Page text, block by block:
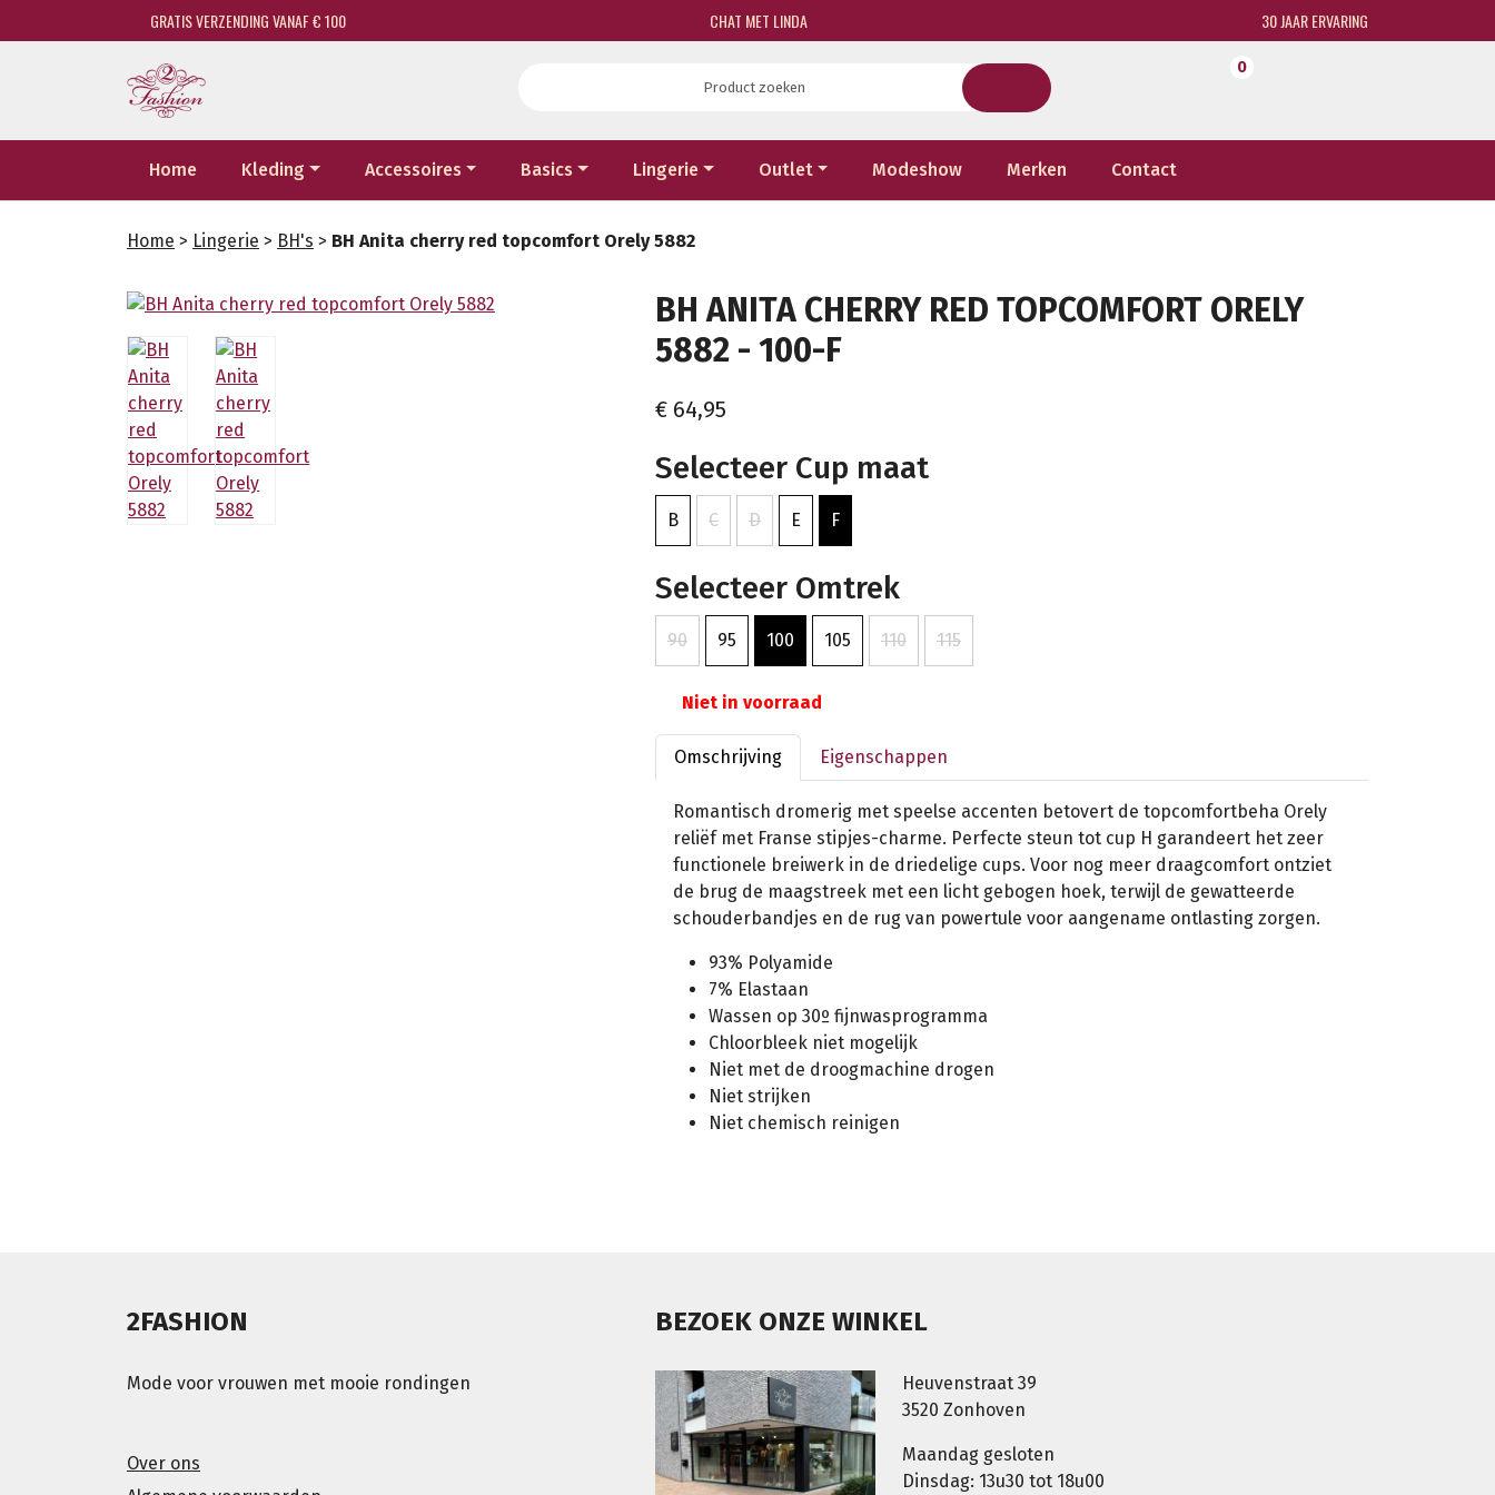
GRATIS VERZENDING VANAF € 100 CHAT MET LINDA 30 JAAR ERVARING
0
Home Kleding Accessoires Basics Lingerie Outlet Modeshow Merken Contact
Home > Lingerie > BH's > BH Anita cherry red topcomfort Orely 5882
BH ANITA CHERRY RED TOPCOMFORT ORELY
5882 - 100-F
€ 64,95
Selecteer Cup maat
B C D E F
Selecteer Omtrek
90 95 100 105 110 115
Niet in voorraad
Omschrijving Eigenschappen
Romantisch dromerig met speelse accenten betovert de topcomfortbeha Orely
reliëf met Franse stipjes-charme. Perfecte steun tot cup H garandeert het zeer
functionele breiwerk in de driedelige cups. Voor nog meer draagcomfort ontziet
de brug de maagstreek met een licht gebogen hoek, terwijl de gewatteerde
schouderbandjes en de rug van powertule voor aangename ontlasting zorgen.
93% Polyamide
7% Elastaan
Wassen op 30º fijnwasprogramma
Chloorbleek niet mogelijk
Niet met de droogmachine drogen
Niet strijken
Niet chemisch reinigen
2FASHION
Mode voor vrouwen met mooie rondingen
Over ons
BEZOEK ONZE WINKEL
Heuvenstraat 39
3520 Zonhoven
Maandag gesloten
Dinsdag: 13u30 tot 18u00